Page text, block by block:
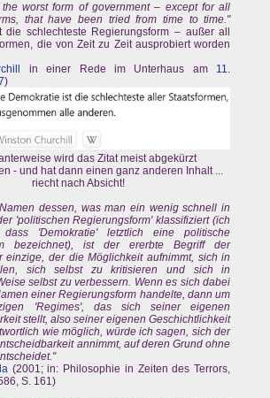
the worst form of government – except for all
that have been tried from time to time."
die schlechteste Regierungsform – außer all
die von Zeit zu Zeit ausprobiert worden
in einer Rede im Unterhaus am 11.
)
wird das Zitat meist abgekürzt
- und hat dann einen ganz anderen Inhalt ...
riecht nach Absicht!
dessen, was man ein wenig schnell in
'politischen Regierungsform' klassifiziert (ich
'Demokratie' letztlich eine politische
bezeichnet), ist der ererbte Begriff der
einzige, der die Möglichkeit aufnimmt, sich in
sich selbst zu kritisieren und sich in
selbst zu verbessern. Wenn es sich dabei
einer Regierungsform handelte, dann um
'Regimes', das sich seiner eigenen
stellt, also seiner eigenen Geschichtlichkeit
wie möglich, würde ich sagen, sich der
annimmt, auf deren Grund ohne
(2001; in: Philosophie in Zeiten des Terrors,
S. 161)